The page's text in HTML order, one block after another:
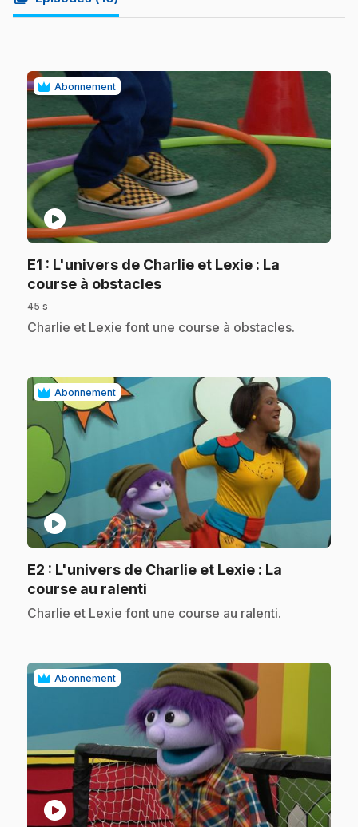
Abonnement
play_circle
E1 : L'univers de Charlie et Lexie : La
course à obstacles.
45 s
.Charlie et Lexie font une course à obstacles.
Abonnement
play_circle
E2 : L'univers de Charlie et Lexie : La
course au ralenti
.Charlie et Lexie font une course au ralenti.
Abonnement
play_circle